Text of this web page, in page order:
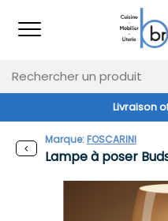
Livraison
Lampe à poser
Marque:FOSCARINI